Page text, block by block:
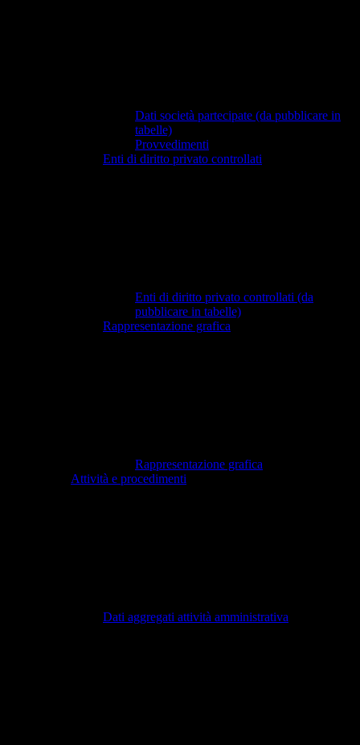
Dati società partecipate (da pubblicare in
tabelle)
Provvedimenti
Enti di diritto privato controllati
Enti di diritto privato controllati (da
pubblicare in tabelle)
Rappresentazione grafica
Rappresentazione grafica
Attività e procedimenti
Dati aggregati attività amministrativa